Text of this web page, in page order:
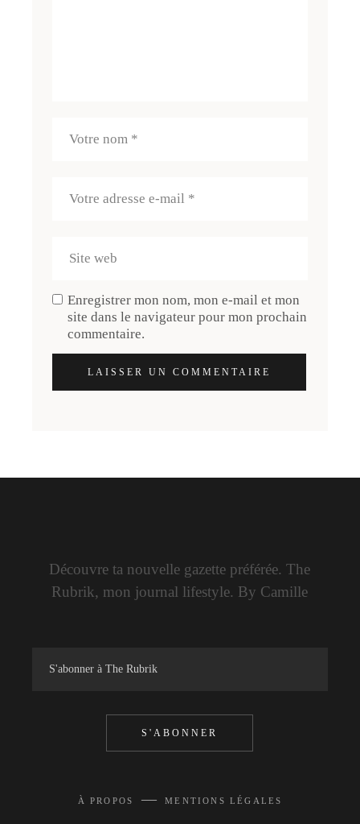
Enregistrer mon nom, mon e-mail et mon
site dans le navigateur pour mon prochain
commentaire.
LAISSER UN COMMENTAIRE
Découvre ta nouvelle gazette préférée. The
Rubrik, mon journal lifestyle. By Camille
S'ABONNER
À PROPOS — MENTIONS LÉGALES